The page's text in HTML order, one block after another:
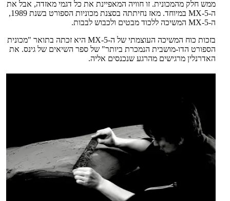
ממש חלק מהמכונית. זו חוויה המאפיינת את כל דגמי מאזדה, אבל את
ה-MX-5 במיוחד. מאז נחיתתה בסצנת מכוניות הספורט בשנת 1989,
בזכות כוח המשיכה העוצמתי של ה-MX-5 היא זכתה בתואר "מכונית
הספורט הדו-מושבית הנמכרת ביותר" של ספר השיאים של גינס. את
האדרנלין מרגישים מהרגע שנכנסים אליה.